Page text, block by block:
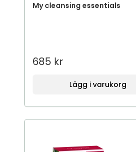
My cleansing essentials
685 kr
Lägg i varukorg